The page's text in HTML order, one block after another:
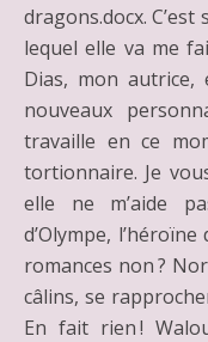
dragons.docx.
lequel elle va me
Dias, mon autrice,
nouveaux
travaille en ce
tortionnaire. Je
elle ne m’aide
d’Olympe,
romances non ?
câlins, se
En fait rien !